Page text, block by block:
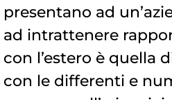
presentano ad
ad intrattenere
con l’estero è quella
con le differenti e